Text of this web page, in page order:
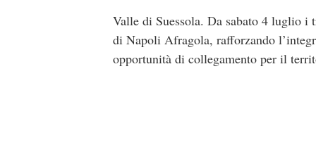
Valle di Suessola. Da sabato 4 luglio
di Napoli Afragola, rafforzando
opportunità di collegamento per il